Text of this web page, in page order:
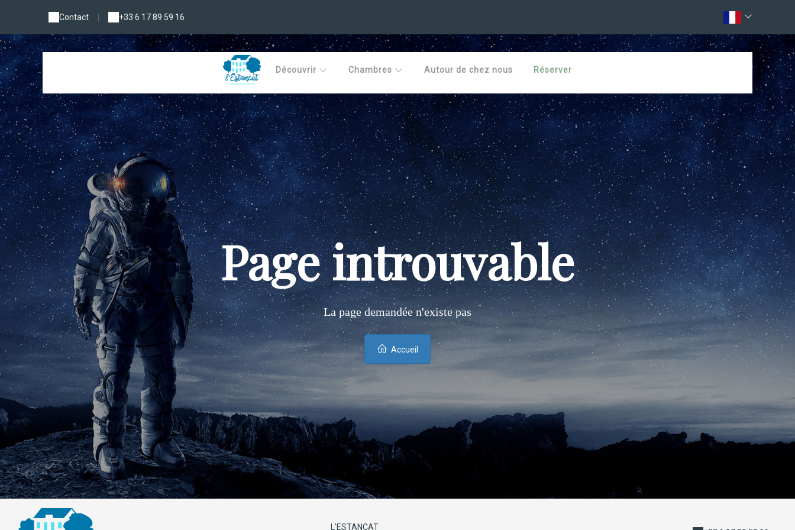
Contact +33 6 17 89 59 16
Découvrir Chambres Autour de chez nous Réserver
Page introuvable
La page demandée n'existe pas
Accueil
L'ESTANCAT